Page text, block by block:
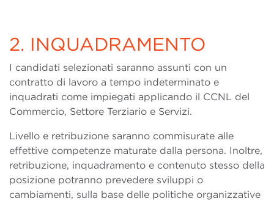
2. INQUADRAMENTO
I candidati selezionati saranno assunti con un
contratto di lavoro a tempo indeterminato e
inquadrati come impiegati applicando il CCNL del
Commercio, Settore Terziario e Servizi.
Livello e retribuzione saranno commisurate alle
effettive competenze maturate dalla persona. Inoltre,
retribuzione, inquadramento e contenuto stesso della
posizione potranno prevedere sviluppi o
cambiamenti, sulla base delle politiche organizzative